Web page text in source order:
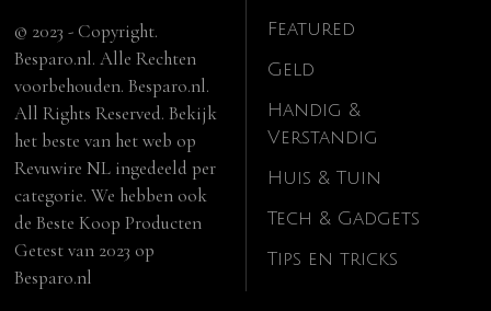
© 2023 - Copyright.
Besparo.nl. Alle Rechten
voorbehouden. Besparo.nl.
All Rights Reserved. Bekijk
het beste van het web op
Revuwire NL ingedeeld per
categorie. We hebben ook
deBeste Koop Producten
Getest van 2023 op
Besparo.nl
Featured
Geld
Handig &
Verstandig
Huis & Tuin
Tech & Gadgets
Tips en tricks